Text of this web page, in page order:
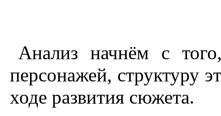
Анализ начнём с
персонажей, структуру
ходе развития сюжета.